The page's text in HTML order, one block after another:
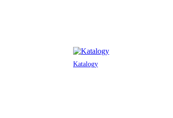
Katalogy